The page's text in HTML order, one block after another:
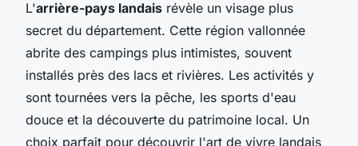
L'arrière-pays landais révèle un visage plus
secret du département. Cette région vallonnée
abrite des campings plus intimistes, souvent
installés près des lacs et rivières. Les activités y
sont tournées vers la pêche, les sports d'eau
douce et la découverte du patrimoine local. Un
choix parfait pour découvrir l'art de vivre landais